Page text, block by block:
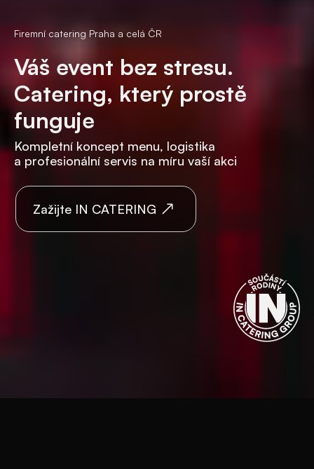
Firemní catering Praha a celá ČR
Váš event bez stresu.
Catering, který prostě
funguje
Kompletní koncept menu, logistika
a profesionální servis na míru vaší akci
Zažijte IN CATERING